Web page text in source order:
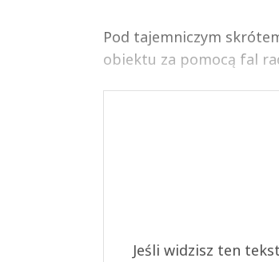
Pod tajemniczym
obiektu za pomocą fal
Jeśli widzisz ten